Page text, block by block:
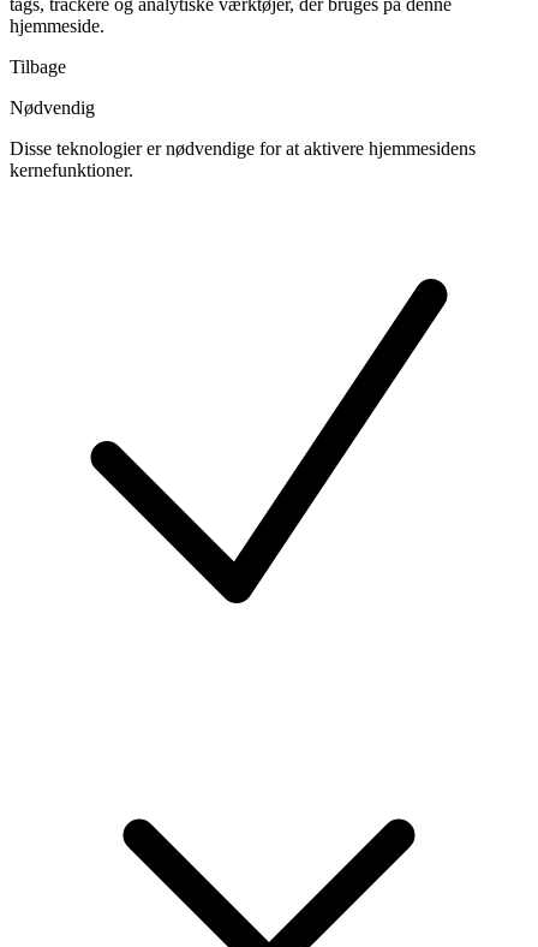
hjemmeside.
Tilbage
Nødvendig
Disse teknologier er nødvendige for at aktivere hjemmesidens
kernefunktioner.